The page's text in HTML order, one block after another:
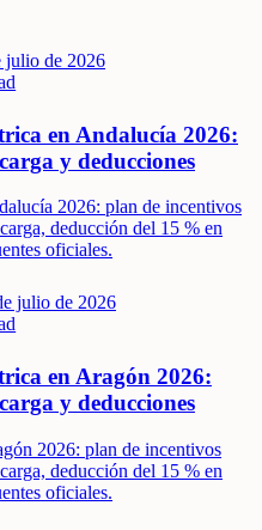
julio de 2026
en Andalucía 2026:
y deducciones
2026: plan de incentivos
deducción del 15 % en
oficiales.
julio de 2026
en Aragón 2026:
y deducciones
2026: plan de incentivos
deducción del 15 % en
oficiales.